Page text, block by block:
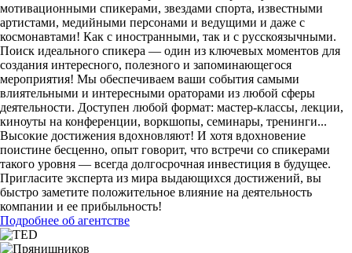
мотивационными спикерами, звездами спорта, известными
артистами, медийными персонами и ведущими и даже с
космонавтами! Как с иностранными, так и с русскоязычными.
Поиск идеального спикера — один из ключевых моментов для
создания интересного, полезного и запоминающегося
мероприятия! Мы обеспечиваем ваши события самыми
влиятельными и интересными ораторами из любой сферы
деятельности. Доступен любой формат: мастер-классы, лекции,
киноуты на конференции, воркшопы, семинары, тренинги...
Высокие достижения вдохновляют! И хотя вдохновение
поистине бесценно, опыт говорит, что встречи со спикерами
такого уровня — всегда долгосрочная инвестиция в будущее.
Пригласите эксперта из мира выдающихся достижений, вы
быстро заметите положительное влияние на деятельность
компании и ее прибыльность!
Подробнее об агентстве